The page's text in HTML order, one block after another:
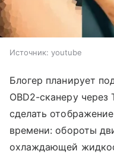
Источник: youtube
Блогер планирует
OBD2-сканеру
сделать
времени: обороты
охлаждающей